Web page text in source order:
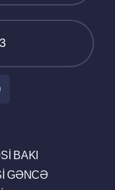
BAKI
GƏNCƏ